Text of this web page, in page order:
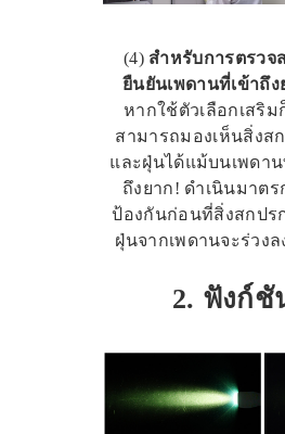
(4) สำหรับการตรวจ
ยืนยันเพดานที่เข้าถึง
หากใช้ตัวเลือกเสริม
สามารถมองเห็นสิ่งส
และฝุ่นได้แม้บนเพดาน
ถึงยาก! ดำเนินมาตร
ป้องกันก่อนที่สิ่งสกปร
ฝุ่นจากเพดานจะร่วง
2. ฟังก์ชั